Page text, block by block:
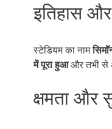
इतिहास
स्टेडियम का नाम
में पूरा हुआऔर तभी से
क्षमता और